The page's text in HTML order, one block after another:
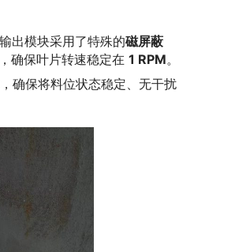
出模块采用了特殊的磁屏蔽
确保叶片转速稳定在 1 RPM。
，确保将料位状态稳定、无干扰